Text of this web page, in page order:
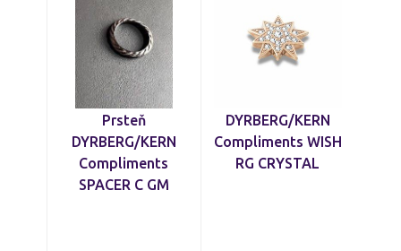
Prsteň
DYRBERG/KERN
Compliments
SPACER C GM
DYRBERG/KERN
Compliments WISH
RG CRYSTAL